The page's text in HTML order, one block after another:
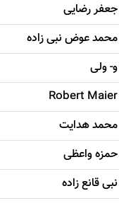
جعفر رضایی
محمد عوض نبی زاده
و- ولی
Robert Maier
محمد هدایت
حمزه واعظی
نبی قانع زاده